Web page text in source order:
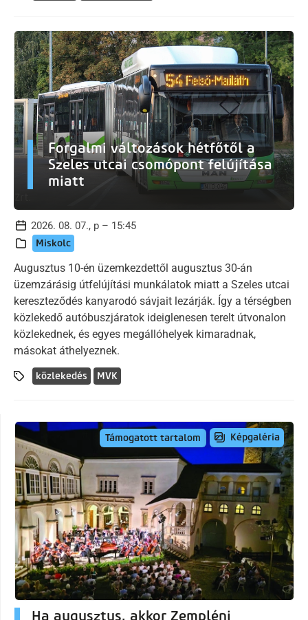
Forgalmi változások hétfőtől a
Szeles utcai csomópont felújítása
miatt
2026. 08. 07., p – 15:45
Miskolc
Augusztus 10-én üzemkezdettől augusztus 30-án
üzemzárásig útfelújítási munkálatok miatt a Szeles utcai
kereszteződés kanyarodó sávjait lezárják. Így a térségben
közlekedő autóbuszjáratok ideiglenesen terelt útvonalon
közlekednek, és egyes megállóhelyek kimaradnak,
másokat áthelyeznek.
közlekedés MVK
Támogatott tartalom Képgaléria
Ha augusztus, akkor Zempléni